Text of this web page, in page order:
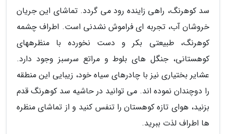
سد کوهرنگ، راهی زاینده رود می گردد. تماشای این جریان
خروشان آب، تجربه ای فراموش نشدنی است. اطراف چشمه
کوهرنگ، طبیعتی بکر و دست نخورده با منظرههای
کوهستانی، جنگل های بلوط و مراتع سرسبز وجود دارد.
عشایر بختیاری نیز با چادرهای سیاه خود، زیبایی این منطقه
را دوچندان نموده اند. می توانید در حاشیه سد کوهرنگ قدم
بزنید، هوای تازه کوهستان را تنفس کنید و از تماشای منظره
ها اطراف لذت ببرید.